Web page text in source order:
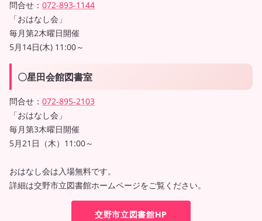
問合せ： 072-893-1144
「おはなし会」
毎月第2木曜日開催
5月14日(木) 11:00～
〇星田会館図書室
問合せ： 072-895-2103
「おはなし会」
毎月第3木曜日開催
5月21日（木）11:00～
おはなし会は入場無料です。
詳細は交野市立図書館ホームページをご覧ください。
交野市立図書館HP